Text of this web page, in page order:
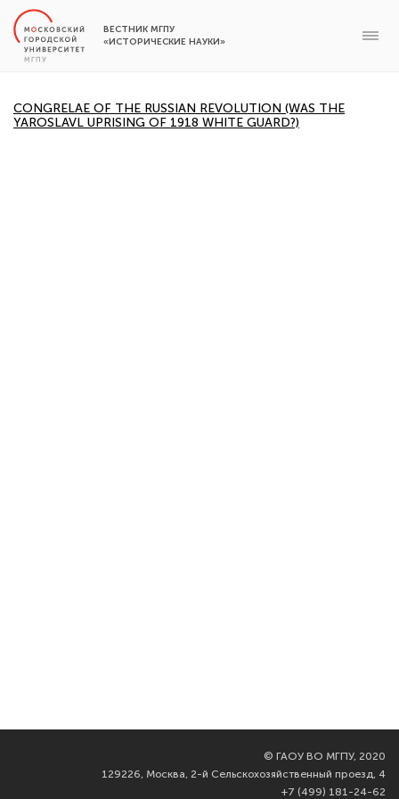
ВЕСТНИК МГПУ
«ИСТОРИЧЕСКИЕ НАУКИ»
CONGRELAE OF THE RUSSIAN REVOLUTION (WAS THE
YAROSLAVL UPRISING OF 1918 WHITE GUARD?)
© ГАОУ ВО МГПУ, 2020
129226, Москва, 2-й Сельскохозяйственный проезд, 4
+7 (499) 181-24-62